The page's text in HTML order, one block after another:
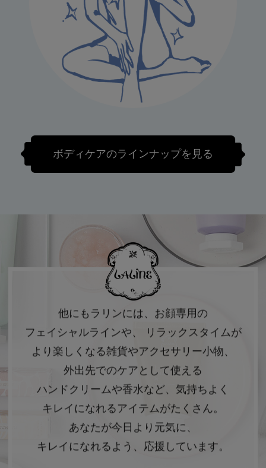
ボディケアのラインナップを見る
他にもラリンには、お顔専用の
フェイシャルラインや、
リラックスタイムが
より楽しくなる雑貨やアクセサリー小物、
外出先でのケアとして使える
ハンドクリームや香水など、気持ちよく
キレイになれるアイテムがたくさん。
あなたが今日より元気に、
キレイになれるよう、応援しています。